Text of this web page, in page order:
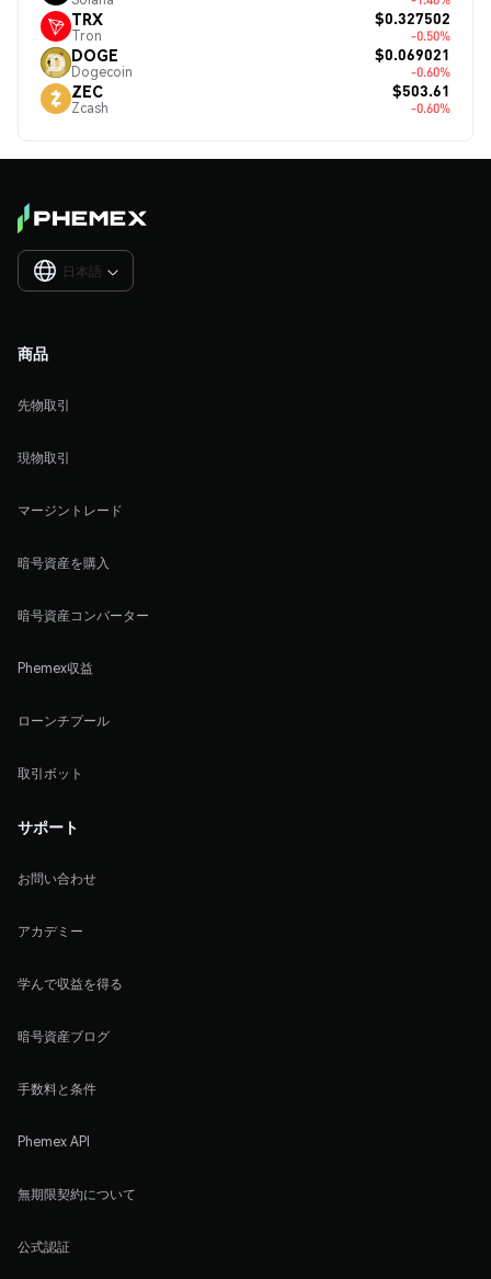
TRX
Tron
$0.327502
-0.50%
DOGE
Dogecoin
$0.069021
-0.60%
ZEC
Zcash
$503.61
-0.60%
日本語 
商品
先物取引
現物取引
マージントレード
暗号資産を購入
暗号資産コンバーター
Phemex収益
ローンチプール
取引ボット
サポート
お問い合わせ
アカデミー
学んで収益を得る
暗号資産ブログ
手数料と条件
Phemex API
無期限契約について
公式認証